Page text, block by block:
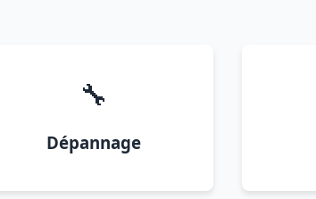
🔧
Dépannage